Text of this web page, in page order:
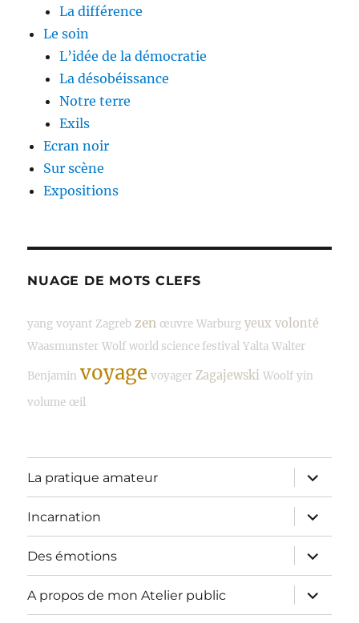
La différence
Le soin
L’idée de la démocratie
La désobéissance
Notre terre
Exils
Ecran noir
Sur scène
Expositions
NUAGE DE MOTS CLEFS
yang voyant Zagreb zen œuvre Warburg yeux volonté
Waasmunster Wolf world science festival Yalta Walter
Benjamin voyage voyager Zagajewski Woolf yin
volume œil
La pratique amateur
ouvrir
le
sous-
menu
Incarnation
ouvrir
le
sous-
menu
Des émotions
ouvrir
le
sous-
menu
A propos de mon Atelier public
ouvrir
le
sous-